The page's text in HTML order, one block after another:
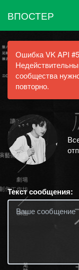
ВПОСТЕР
Ошибка VK API #5
сообщества
повторно.
Текст сообщения: